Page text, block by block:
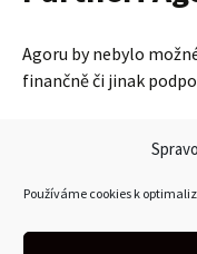
Používáme cookies k
Agoru by nebylo
finančně či jinak
AccessibleEU
Všeobecná